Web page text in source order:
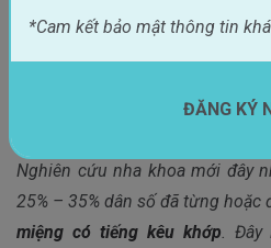
Nội dung bài viết 
Nghiên cứu nha khoa mới đây
25% – 35% dân số đã từng hoặc
miệng có tiếng kêu khớp .
*Cam kết bảo mật thông tin
ĐĂNG KÝ